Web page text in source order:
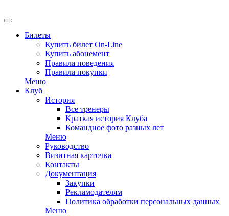
Билеты
Купить билет On-Line
Купить абонемент
Правила поведения
Правила покупки
Меню
Клуб
История
Все тренеры
Краткая история Клуба
Командное фото разных лет
Меню
Руководство
Визитная карточка
Контакты
Документация
Закупки
Рекламодателям
Политика обработки персональных данных
Меню